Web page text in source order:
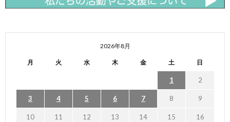
2026年8月
月 火 水 木 金 土 日
1 2
3 4 5 6 7 8 9
10 11 12 13 14 15 16